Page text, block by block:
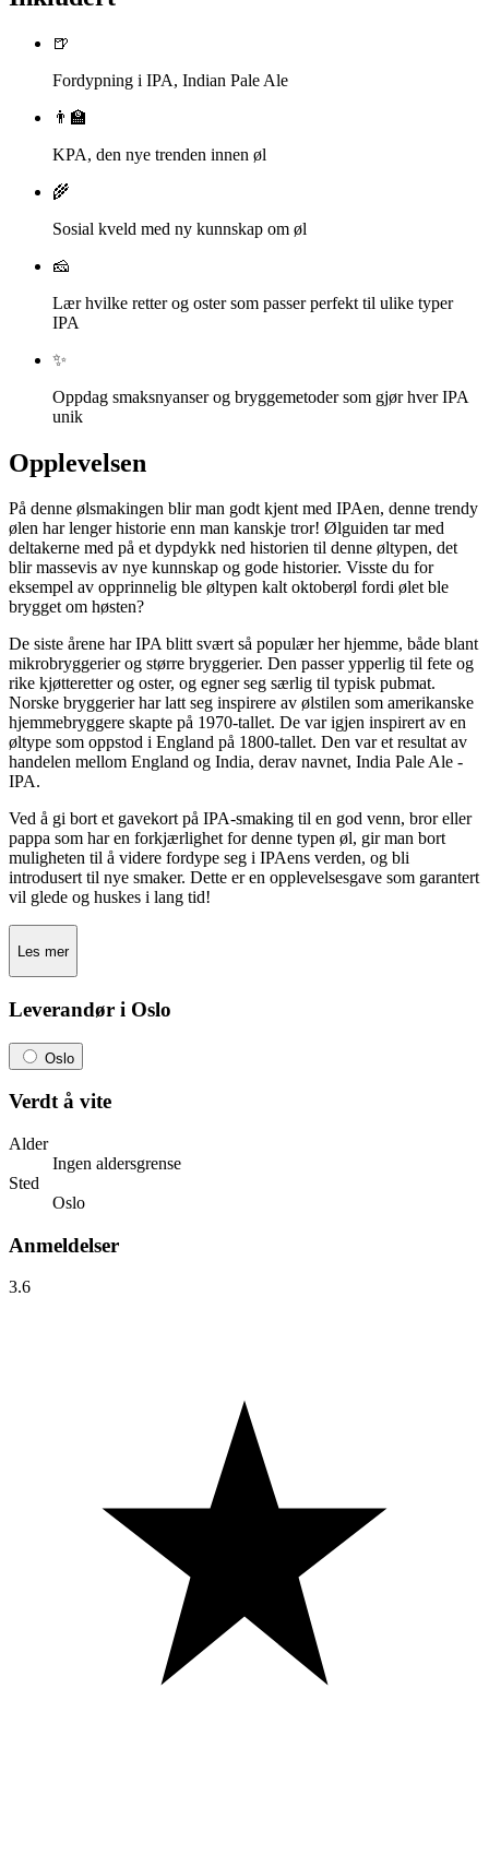
🍺
Fordypning i IPA, Indian Pale Ale
👨‍🏫
KPA, den nye trenden innen øl
🌾
Sosial kveld med ny kunnskap om øl
🧀
Lær hvilke retter og oster som passer perfekt til ulike typer
IPA
✨
Oppdag smaksnyanser og bryggemetoder som gjør hver IPA
unik
Opplevelsen
På denne ølsmakingen blir man godt kjent med IPAen, denne trendy
ølen har lenger historie enn man kanskje tror! Ølguiden tar med
deltakerne med på et dypdykk ned historien til denne øltypen, det
blir massevis av nye kunnskap og gode historier. Visste du for
eksempel av opprinnelig ble øltypen kalt oktoberøl fordi ølet ble
brygget om høsten?
De siste årene har IPA blitt svært så populær her hjemme, både blant
mikrobryggerier og større bryggerier. Den passer ypperlig til fete og
rike kjøtteretter og oster, og egner seg særlig til typisk pubmat.
Norske bryggerier har latt seg inspirere av ølstilen som amerikanske
hjemmebryggere skapte på 1970-tallet. De var igjen inspirert av en
øltype som oppstod i England på 1800-tallet. Den var et resultat av
handelen mellom England og India, derav navnet, India Pale Ale -
IPA.
Ved å gi bort et gavekort på IPA-smaking til en god venn, bror eller
pappa som har en forkjærlighet for denne typen øl, gir man bort
muligheten til å videre fordype seg i IPAens verden, og bli
introdusert til nye smaker. Dette er en opplevelsesgave som garantert
vil glede og huskes i lang tid!
Les mer
Leverandør i Oslo
Oslo
Verdt å vite
Alder
Ingen aldersgrense
Sted
Oslo
Anmeldelser
3.6